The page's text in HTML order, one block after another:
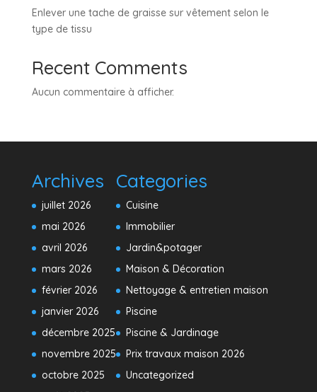
Enlever une tache de graisse sur vêtement selon le
type de tissu
Recent Comments
Aucun commentaire à afficher.
Archives
juillet 2026
mai 2026
avril 2026
mars 2026
février 2026
janvier 2026
décembre 2025
novembre 2025
octobre 2025
Categories
Cuisine
Immobilier
Jardin&potager
Maison & Décoration
Nettoyage & entretien maison
Piscine
Piscine & Jardinage
Prix travaux maison 2026
Uncategorized